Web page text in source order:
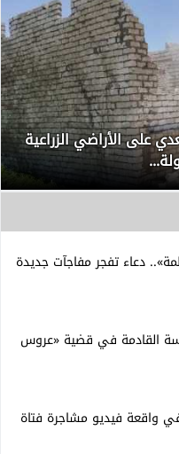
26 حالة تعدي على الأراضي الزراعية
دعاء تفجر مفاجآت جديدة
القادمة في قضية «عروس
واقعة فيديو مشاجرة فتاة